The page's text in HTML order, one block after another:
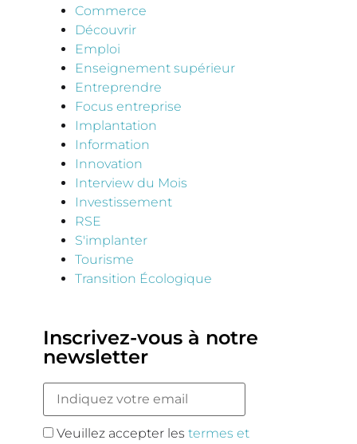
Commerce
Découvrir
Emploi
Enseignement supérieur
Entreprendre
Focus entreprise
Implantation
Information
Innovation
Interview du Mois
Investissement
RSE
S'implanter
Tourisme
Transition Écologique
Inscrivez-vous à notre
newsletter
Veuillez accepter lestermes et